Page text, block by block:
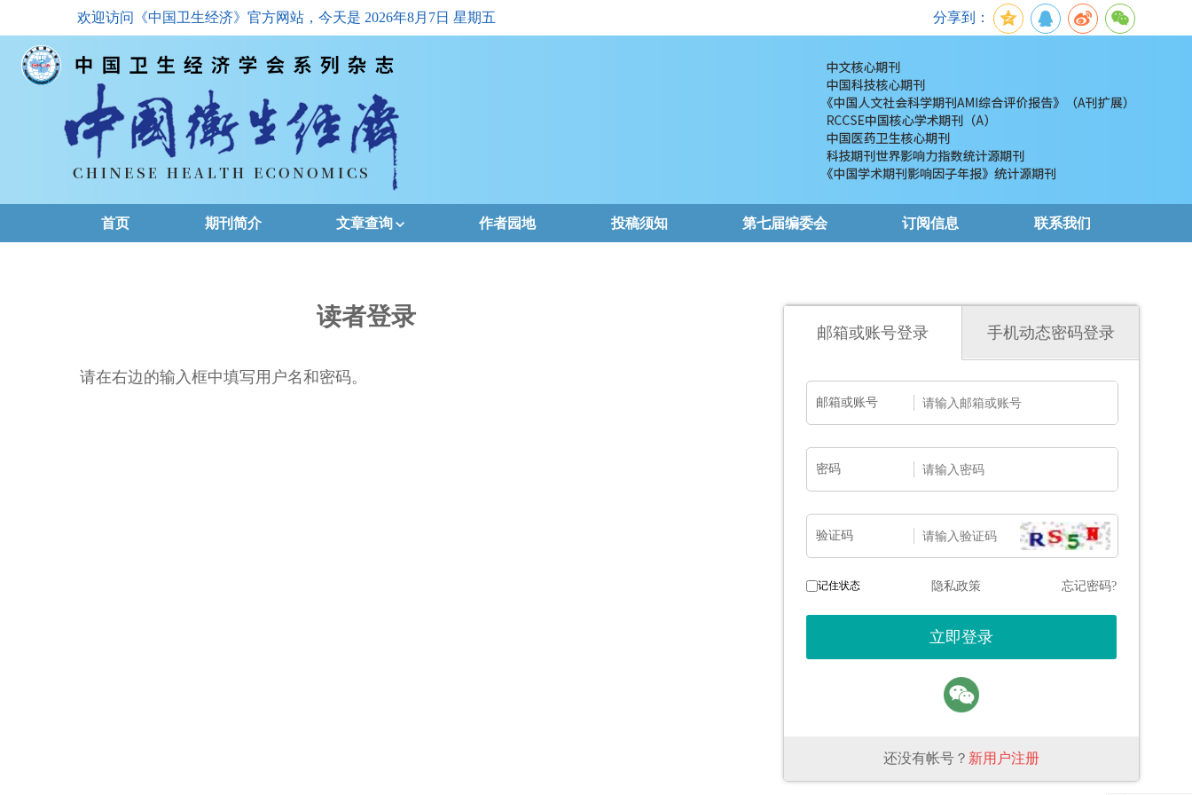
欢迎访问《中国卫生经济》官方网站，今天是 2026年8月7日 星期五 分享到：
首页 期刊简介 文章查询
下载排名
作者园地 投稿须知 第七届编委会 订阅信息 联系我们
读者登录
请在右边的输入框中填写用户名和密码。
邮箱或账号登录 手机动态密码登录
邮箱或账号
密码
验证码
记住状态 隐私政策 忘记密码?
还没有帐号？ 新用户注册